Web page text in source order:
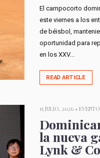
El campocorto
este viernes a los
de béisbol,
oportunidad para
en los XXV...
READ ARTICLE
15 JULIO, 2026 •
la nueva
Lynk &